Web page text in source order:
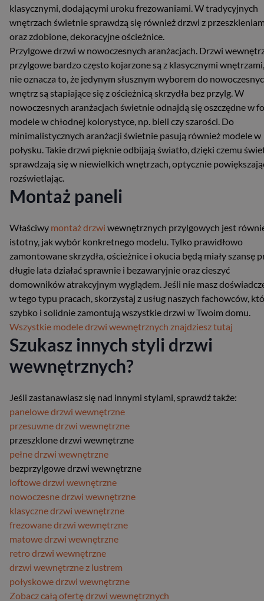
klasycznymi, dodającymi uroku frezowaniami. W tradycyjnych
wnętrzach świetnie sprawdzą się również drzwi z
oraz zdobione, dekoracyjne ościeżnice.
Przylgowe drzwi w nowoczesnych aranżacjach. Drzwi
przylgowe bardzo często kojarzone są z klasycznymi
nie oznacza to, że jedynym słusznym wyborem do
wnętrz są stapiające się z ościeżnicą skrzydła bez przylg. W
nowoczesnych aranżacjach świetnie odnajdą się oszczędne w
modele w chłodnej kolorystyce, np. bieli czy szarości. Do
minimalistycznych aranżacji świetnie pasują również modele w
połysku. Takie drzwi pięknie odbijają światło, dzięki czemu
sprawdzają się w niewielkich wnętrzach, optycznie
rozświetlając.
Montaż paneli
Właściwy montaż drzwi wewnętrznych przylgowych jest
istotny, jak wybór konkretnego modelu. Tylko prawidłowo
zamontowane skrzydła, ościeżnice i okucia będą miały szansę
długie lata działać sprawnie i bezawaryjnie oraz cieszyć
domowników atrakcyjnym wyglądem. Jeśli nie masz
w tego typu pracach, skorzystaj z usług naszych fachowców,
szybko i solidnie zamontują wszystkie drzwi w Twoim domu.
Wszystkie modele drzwi wewnętrznych znajdziesz tutaj
Szukasz innych styli drzwi
wewnętrznych?
Jeśli zastanawiasz się nad innymi stylami, sprawdź także:
panelowe drzwi wewnętrzne
przesuwne drzwi wewnętrzne
przeszklone drzwi wewnętrzne
pełne drzwi wewnętrzne
bezprzylgowe drzwi wewnętrzne
loftowe drzwi wewnętrzne
nowoczesne drzwi wewnętrzne
klasyczne drzwi wewnętrzne
frezowane drzwi wewnętrzne
matowe drzwi wewnętrzne
retro drzwi wewnętrzne
drzwi wewnętrzne z lustrem
połyskowe drzwi wewnętrzne
Zobacz całą ofertę drzwi wewnętrznych